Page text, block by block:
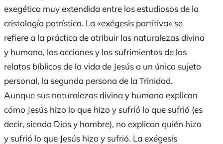
exegética muy extendida entre los estudiosos de la
cristología patrística. La «exégesis partitiva» se
refiere a la práctica de atribuir las naturalezas divina
y humana, las acciones y los sufrimientos de los
relatos bíblicos de la vida de Jesús a un único sujeto
personal, la segunda persona de la Trinidad.
Aunque sus naturalezas divina y humana explican
cómo Jesús hizo lo que hizo y sufrió lo que sufrió (es
decir, siendo Dios y hombre), no explican quién hizo
y sufrió lo que Jesús hizo y sufrió. La exégesis